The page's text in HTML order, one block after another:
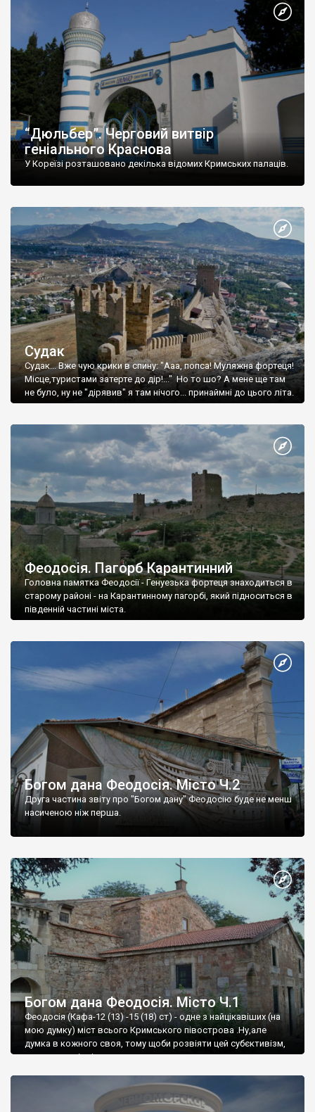
“Дюльбер”. Черговий витвір
геніального Краснова
У Кореїзі розташовано декілька відомих Кримських палаців.
Судак
Судак... Вже чую крики в спину: "Ааа, попса! Муляжна фортеця!
Місце,туристами затерте до дір!..." Но то шо? А мене ще там
не було, ну не "дірявив" я там нічого... принаймні до цього літа.
Феодосія. Пагорб Карантинний
Головна памятка Феодосії - Генуезька фортеця знаходиться в
старому районі - на Карантинному пагорбі, який підноситься в
південній частині міста.
Богом дана Феодосія. Місто Ч.2
Друга частина звіту про "Богом дану" Феодосію буде не менш
насиченою ніж перша.
Богом дана Феодосія. Місто Ч.1
Феодосія (Кафа-12 (13) -15 (18) ст) - одне з найцікавіших (на
мою думку) міст всього Кримського півострова .Ну,але
думка в кожного своя, тому щоби розвіяти цей субєктивізм,
запрошую відвідати це